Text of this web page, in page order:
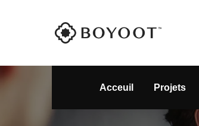
Acceuil Projets